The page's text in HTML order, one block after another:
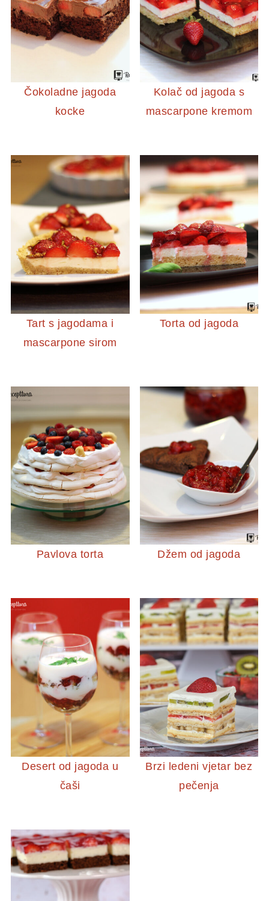
Čokoladne jagoda
kocke
Kolač od jagoda s
mascarpone kremom
Tart s jagodama i
mascarpone sirom
Torta od jagoda
Pavlova torta Džem od jagoda
Desert od jagoda u
čaši
Brzi ledeni vjetar bez
pečenja